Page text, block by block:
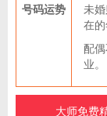
号码运势
未
在
配
业。
大师免费